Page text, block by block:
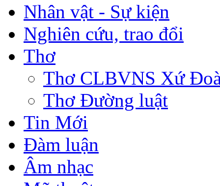
Nhân vật - Sự kiện
Nghiên cứu, trao đổi
Thơ
Thơ CLBVNS Xứ
Thơ Đường luật
Tin Mới
Đàm luận
Âm nhạc